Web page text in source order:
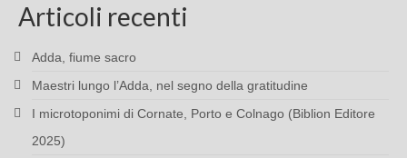
Articoli recenti
Adda, fiume sacro
Maestri lungo l’Adda, nel segno della gratitudine
I microtoponimi di Cornate, Porto e Colnago (Biblion Editore
2025)